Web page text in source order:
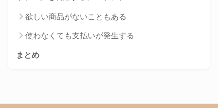
欲しい商品がないこともある
使わなくても支払いが発生する
まとめ